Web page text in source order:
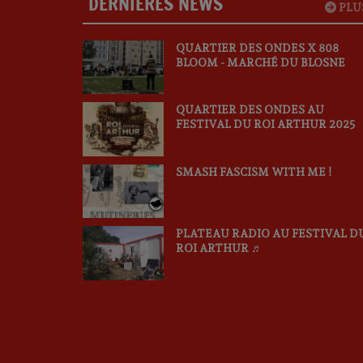
QUARTIER DES ONDES X 808
BLOOM - MARCHÉ DU BLOSNE
QUARTIER DES ONDES AU
FESTIVAL DU ROI ARTHUR 2025
SMASH FASCISM WITH ME !
PLATEAU RADIO AU FESTIVAL
ROI ARTHUR ♬